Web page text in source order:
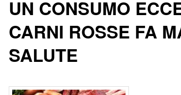
UN CONSUMO
CARNI ROSSE FA
SALUTE